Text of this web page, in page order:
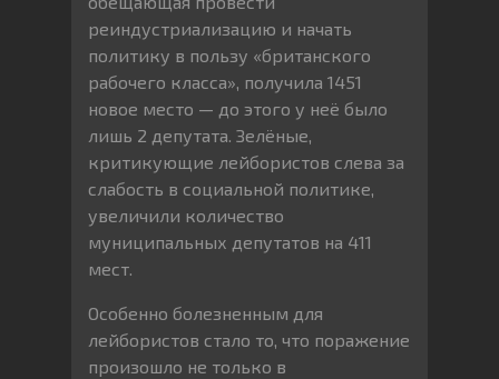
реиндустриализацию и начать
политику в пользу «британского
рабочего класса», получила 1451
новое место — до этого у неё было
лишь 2 депутата. Зелёные,
критикующие лейбористов слева за
слабость в социальной политике,
увеличили количество
муниципальных депутатов на 411
мест.
Особенно болезненным для
лейбористов стало то, что поражение
произошло не только в